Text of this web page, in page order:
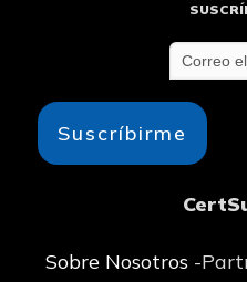
Suscríbirme
Sobre Nosotros -